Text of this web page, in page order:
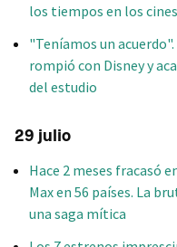
los tiempos en los
"Teníamos un
rompió con Disney y
del estudio
29 julio
Hace 2 meses fracasó
Max en 56 países. La
una saga mítica